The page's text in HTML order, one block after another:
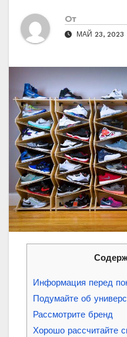
От
МАЙ 23, 2023
Информация перед
Подумайте об
Рассмотрите бренд
Хорошо рассчитайте